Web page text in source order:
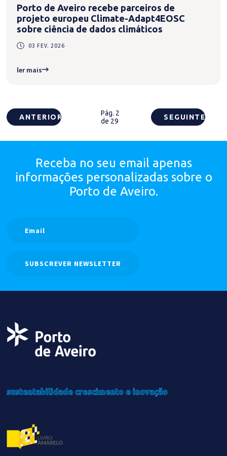
Porto de Aveiro recebe parceiros de
projeto europeu Climate-Adapt4EOSC
sobre ciência de dados climáticos
03 FEV. 2026
ler mais
ANTERIOR
Pág. 2
de 29
SEGUINTE
Receba no seu email apenas
informações personalizadas sobre o
Porto de Aveiro.
SUBSCREVER NEWSLETTER
sustentabilidadecrescimentoe inovação